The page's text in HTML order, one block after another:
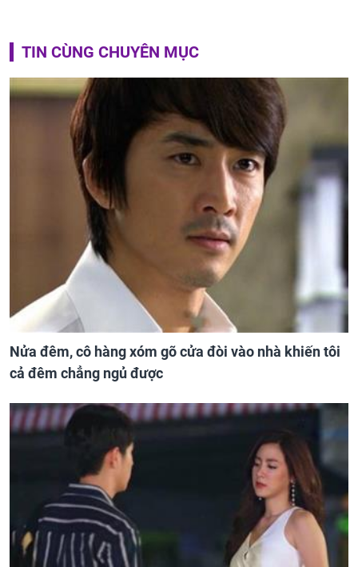
TIN CÙNG CHUYÊN MỤC
Nửa đêm, cô hàng xóm gõ cửa đòi vào nhà khiến tôi
cả đêm chẳng ngủ được